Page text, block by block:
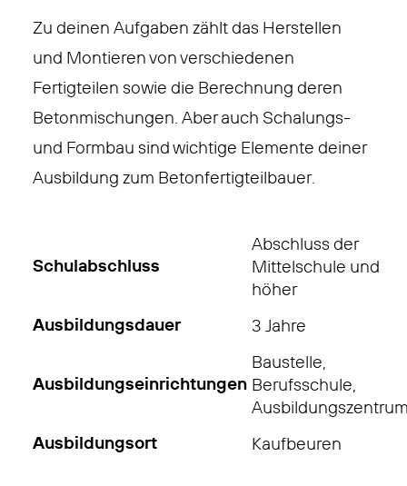
Zu deinen Aufgaben zählt das Herstellen
und Montieren von verschiedenen
Fertigteilen sowie die Berechnung deren
Betonmischungen. Aber auch Schalungs-
und Formbau sind wichtige Elemente deiner
Ausbildung zum Betonfertigteilbauer.
Schulabschluss
Abschluss der
Mittelschule und
höher
Ausbildungsdauer 3 Jahre
Ausbildungseinrichtungen
Baustelle,
Berufsschule,
Ausbildungsort Kaufbeuren